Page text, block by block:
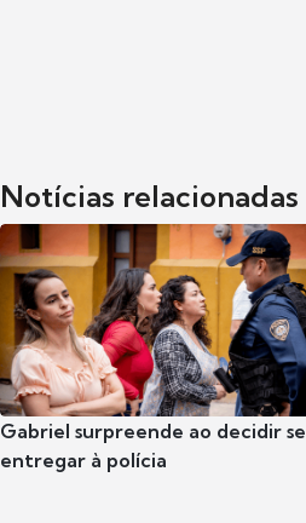
Notícias relacionadas
Gabriel surpreende ao decidir se
entregar à polícia